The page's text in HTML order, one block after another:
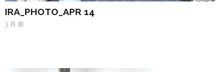
IRA_PHOTO_APR 14
3 月 前